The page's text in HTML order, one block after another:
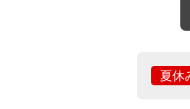
夏休